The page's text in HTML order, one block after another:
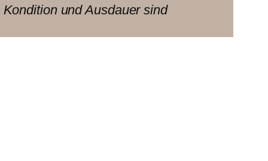
und Ausdauer sind